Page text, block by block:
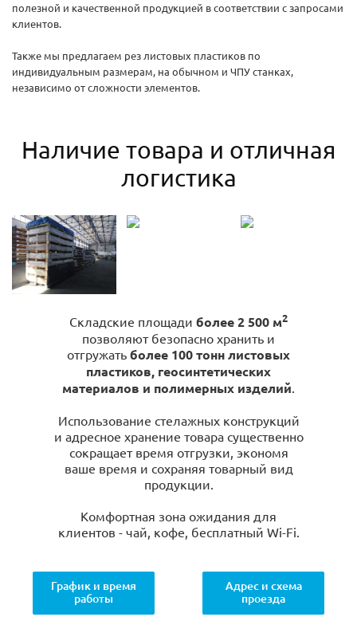
полезной и качественной продукцией в соответствии с запросами
клиентов.
Также мы предлагаем рез листовых пластиков по
индивидуальным размерам, на обычном и ЧПУ станках,
независимо от сложности элементов.
Наличие товара и отличная
логистика
Складские площади более 2 500 м2
позволяют безопасно хранить и
отгружать более 100 тонн листовых
пластиков, геосинтетических
материалов и полимерных изделий.
Использование стелажных конструкций
и адресное хранение товара существенно
сокращает время отгрузки, экономя
ваше время и сохраняя товарный вид
продукции.
Комфортная зона ожидания для
клиентов - чай, кофе, бесплатный Wi-Fi.
График и время
работы
Адрес и схема
проезда